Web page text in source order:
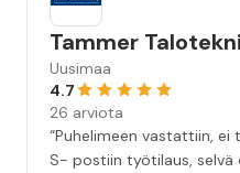
Tammer
Uusimaa
4.7
26 arviota
“Puhelimeen vastattiin, ei
S- postiin työtilaus, selvä